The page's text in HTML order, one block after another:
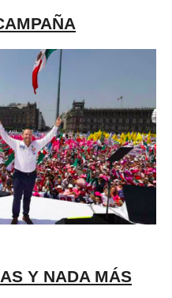
Y NADA MÁS